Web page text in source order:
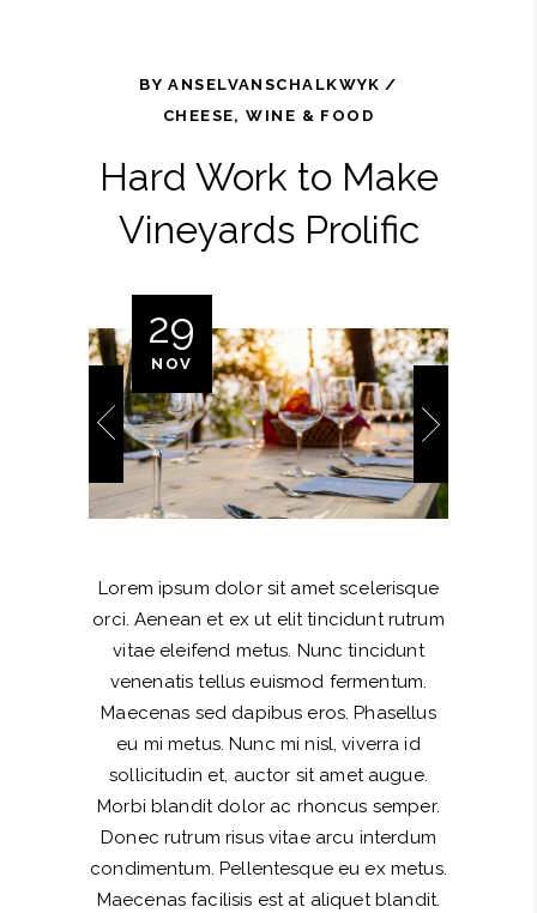
BYANSELVANSCHALKWYK
CHEESE,WINE & FOOD
Hard Work to Make
Vineyards Prolific
29
NOV
Lorem ipsum dolor sit amet scelerisque
orci. Aenean et ex ut elit tincidunt rutrum
vitae eleifend metus. Nunc tincidunt
venenatis tellus euismod fermentum.
Maecenas sed dapibus eros. Phasellus
eu mi metus. Nunc mi nisl, viverra id
sollicitudin et, auctor sit amet augue.
Morbi blandit dolor ac rhoncus semper.
Donec rutrum risus vitae arcu interdum
condimentum. Pellentesque eu ex metus.
Maecenas facilisis est at aliquet blandit.